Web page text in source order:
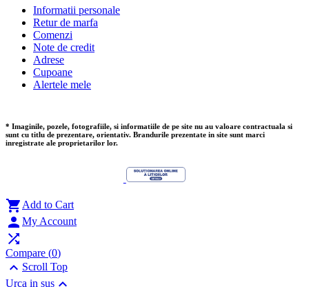
Informatii personale
Retur de marfa
Comenzi
Note de credit
Adrese
Cupoane
Alertele mele
* Imaginile, pozele, fotografiile, si informatiile de pe site nu au valoare contractuala si
sunt cu titlu de prezentare, orientativ. Brandurile prezentate in site sunt marci
inregistrate ale proprietarilor lor.
 Add to Cart
 My Account

Compare (0)
 Scroll Top
Urca in sus